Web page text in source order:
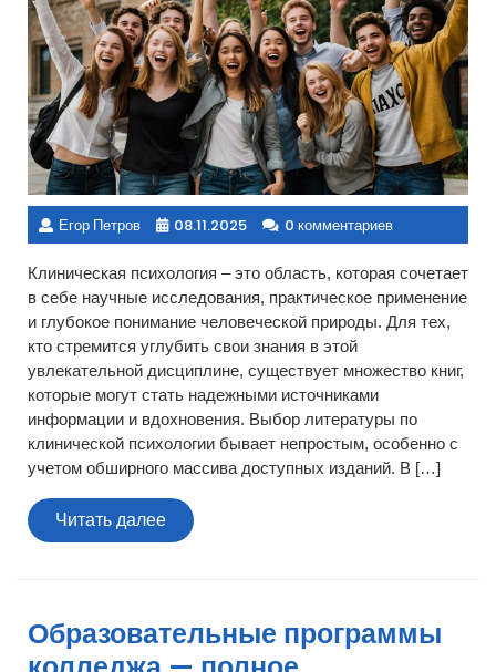
Егор Петров 08.11.2025 0 комментариев
Клиническая психология – это область, которая сочетает
в себе научные исследования, практическое применение
и глубокое понимание человеческой природы. Для тех,
кто стремится углубить свои знания в этой
увлекательной дисциплине, существует множество книг,
которые могут стать надежными источниками
информации и вдохновения. Выбор литературы по
клинической психологии бывает непростым, особенно с
учетом обширного массива доступных изданий. В […]
Читать далееЧитать
далее
Образовательные программы